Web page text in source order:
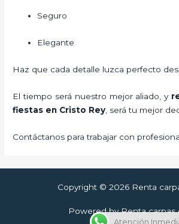
Seguro
Elegante
Haz que cada detalle luzca perfecto
El tiempo será nuestro mejor aliado, y
fiestas en Cristo Rey , será tu mejor
Contáctanos para trabajar con
Copyright © 2026 Renta
Powered by Renta carpas
Atención